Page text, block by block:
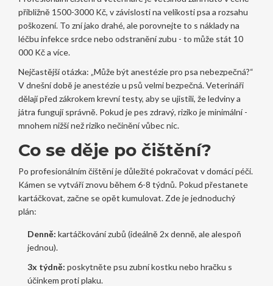
přibližně 1500-3000 Kč, v závislosti na velikosti psa a rozsahu
poškození. To zní jako drahé, ale porovnejte to s náklady na
léčbu infekce srdce nebo odstranění zubu - to může stát 10
000 Kč a více.
Nejčastější otázka: „Může být anestézie pro psa nebezpečná?“
V dnešní době je anestézie u psů velmi bezpečná. Veterináři
dělají před zákrokem krevní testy, aby se ujistili, že ledviny a
játra fungují správně. Pokud je pes zdravý, riziko je minimální -
mnohem nižší než riziko nečinění vůbec nic.
Co se děje po čištění?
Po profesionálním čištění je důležité pokračovat v domácí péči.
Kámen se vytváří znovu během 6-8 týdnů. Pokud přestanete
kartáčkovat, začne se opět kumulovat. Zde je jednoduchý
plán:
Denně: kartáčkování zubů (ideálně 2x denně, ale alespoň
jednou).
3x týdně: poskytněte psu zubní kostku nebo hračku s
účinkem proti plaku.